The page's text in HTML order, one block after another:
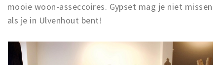
mooie woon-asseccoires. Gypset mag je niet missen
als je in Ulvenhout bent!